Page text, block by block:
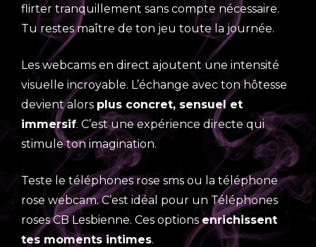
flirter tranquillement sans compte nécessaire.
Tu restes maître de ton jeu toute la journée.
Les webcams en direct ajoutent une intensité
visuelle incroyable. L’échange avec ton hôtesse
devient alors plus concret, sensuel et
immersif. C’est une expérience directe qui
stimule ton imagination.
Teste le téléphones rose sms ou la téléphone
rose webcam. C’est idéal pour un Téléphones
roses CB Lesbienne. Ces options enrichissent
tes moments intimes.